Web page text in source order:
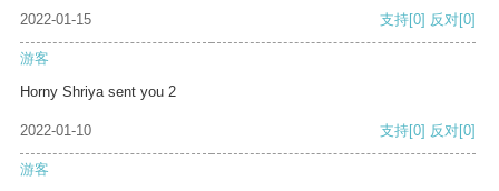
2022-01-15 支持[0] 反对[0]
游客
Horny Shriya sent you 2
2022-01-10 支持[0] 反对[0]
游客